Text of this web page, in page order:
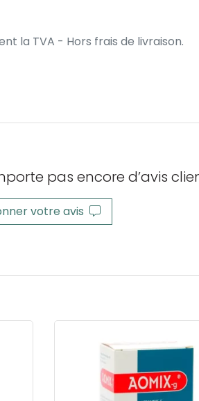
la TVA - Hors frais de livraison.
pas encore d’avis
votre avis